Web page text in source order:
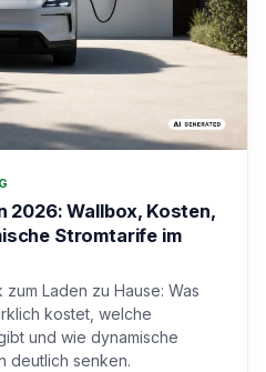
2026: Wallbox, Kosten,
Stromtarife im
Laden zu Hause: Was
kostet, welche
und wie dynamische
deutlich senken.